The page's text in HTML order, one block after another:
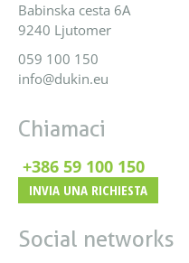
Babinska cesta 6A
9240 Ljutomer
059 100 150
info@dukin.eu
Chiamaci
+386 59 100 150
INVIA UNA RICHIESTA
Social networks